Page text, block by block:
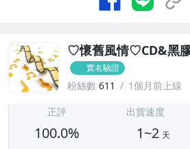
♡懷舊風情♡CD&黑
實名驗證
粉絲數 611 1個月前上線
正評
100.0%
出貨速度
1~2 天